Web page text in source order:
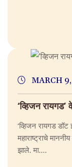
MARCH
‘व्हिजन
‘व्हिजन रायगड
महाराष्ट्राचे
झाले. मा....